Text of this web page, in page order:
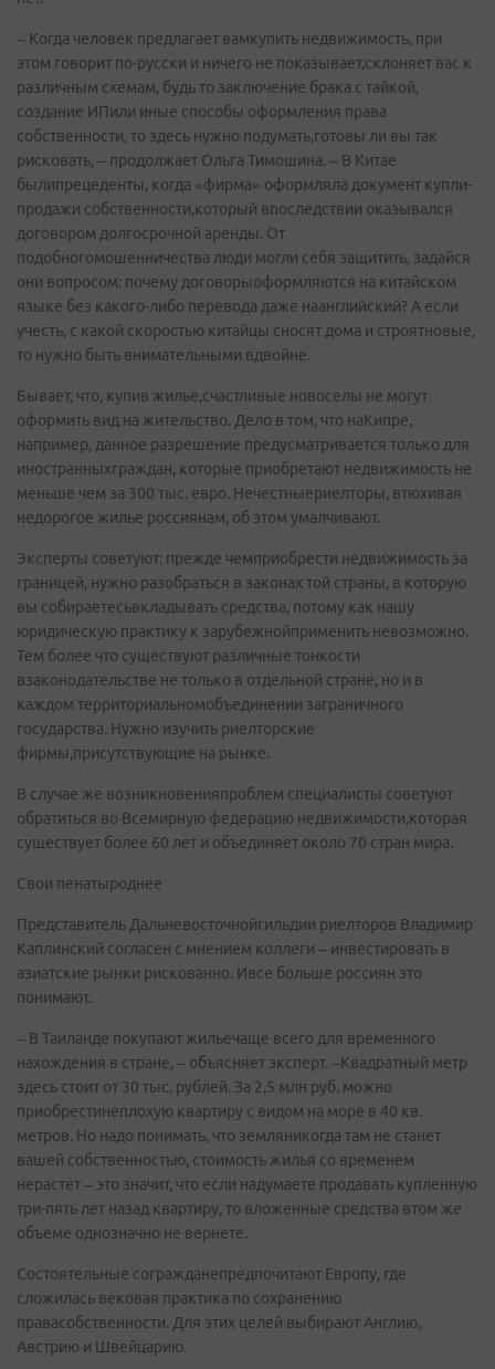
– Когда человек предлагает вамкупить недвижимость, при
этом говорит по-русски и ничего не показывает,склоняет вас к
различным схемам, будь то заключение брака с тайкой,
создание ИПили иные способы оформления права
собственности, то здесь нужно подумать,готовы ли вы так
рисковать, – продолжает Ольга Тимошина. – В Китае
былипрецеденты, когда «фирма» оформляла документ купли-
продажи собственности,который впоследствии оказывался
договором долгосрочной аренды. От
подобногомошенничества люди могли себя защитить, задайся
они вопросом: почему договорыоформляются на китайском
языке без какого-либо перевода даже наанглийский? А если
учесть, с какой скоростью китайцы сносят дома и строятновые,
то нужно быть внимательными вдвойне.
Бывает, что, купив жилье,счастливые новоселы не могут
оформить вид на жительство. Дело в том, что наКипре,
например, данное разрешение предусматривается только для
иностранныхграждан, которые приобретают недвижимость не
меньше чем за 300 тыс. евро. Нечестныериелторы, втюхивая
недорогое жилье россиянам, об этом умалчивают.
Эксперты советуют: прежде чемприобрести недвижимость за
границей, нужно разобраться в законах той страны, в которую
вы собираетесьвкладывать средства, потому как нашу
юридическую практику к зарубежнойприменить невозможно.
Тем более что существуют различные тонкости
взаконодательстве не только в отдельной стране, но и в
каждом территориальномобъединении заграничного
государства. Нужно изучить риелторские
фирмы,присутствующие на рынке.
В случае же возникновенияпроблем специалисты советуют
обратиться во Всемирную федерацию недвижимости,которая
существует более 60 лет и объединяет около 70 стран мира.
Свои пенатыроднее
Представитель Дальневосточнойгильдии риелторов Владимир
Каплинский согласен с мнением коллеги – инвестировать в
азиатские рынки рискованно. Ивсе больше россиян это
понимают.
– В Таиланде покупают жильечаще всего для временного
нахождения в стране, – объясняет эксперт. –Квадратный метр
здесь стоит от 30 тыс. рублей. За 2,5 млн руб. можно
приобрестинеплохую квартиру с видом на море в 40 кв.
метров. Но надо понимать, что земляникогда там не станет
вашей собственностью, стоимость жилья со временем
нерастет – это значит, что если надумаете продавать купленную
три-пять лет назад квартиру, то вложенные средства втом же
объеме однозначно не вернете.
Состоятельные согражданепредпочитают Европу, где
сложилась вековая практика по сохранению
правасобственности. Для этих целей выбирают Англию,
Австрию и Швейцарию.